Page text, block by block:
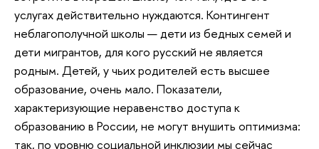
услугах действительно нуждаются. Контингент
неблагополучной школы — дети из бедных семей и
дети мигрантов, для кого русский не является
родным. Детей, у чьих родителей есть высшее
образование, очень мало. Показатели,
характеризующие неравенство доступа к
образованию в России, не могут внушить оптимизма:
так, по уровню социальной инклюзии мы сейчас